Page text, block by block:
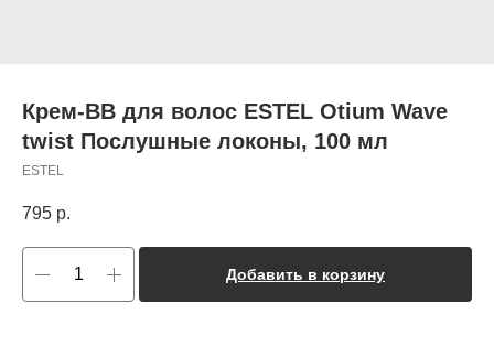
Крем-BB для волос ESTEL Otium Wave
twist Послушные локоны, 100 мл
ESTEL
795 р.
Добавить в корзину